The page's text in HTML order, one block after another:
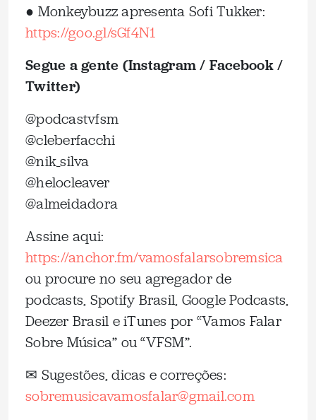
● Monkeybuzz apresenta Sofi Tukker:
https://goo.gl/sGf4N1
Segue a gente (Instagram / Facebook /
Twitter)
@podcastvfsm
@cleberfacchi
@nik_silva
@helocleaver
@almeidadora
Assine aqui:
https://anchor.fm/vamosfalarsobremsica
ou procure no seu agregador de
podcasts, Spotify Brasil, Google Podcasts,
Deezer Brasil e iTunes por “Vamos Falar
Sobre Música” ou “VFSM”.
✉ Sugestões, dicas e correções:
sobremusicavamosfalar@gmail.com